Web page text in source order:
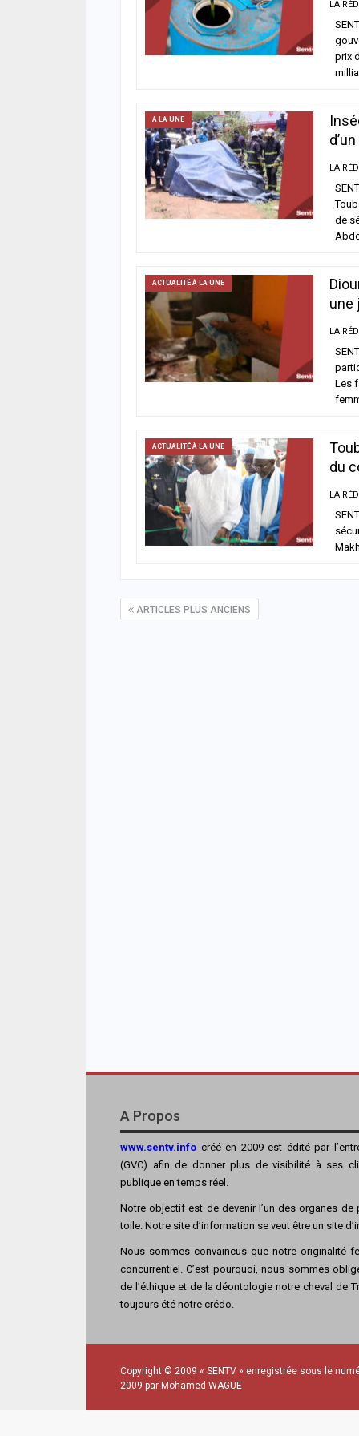
prix
A LA UNE
de
ACTUALITÉ À LA UNE
une
Les
ACTUALITÉ À LA UNE
du
ARTICLES PLUS ANCIENS
03/
A Propos
www.sentv.info créé en 2009 est édité par
(GVC) afin de donner plus de visibilité à ses
publique en temps réel.
Notre objectif est de devenir l’un des organes
toile. Notre site d’information se veut être un site
Nous sommes convaincus que notre originalité
concurrentiel. C’est pourquoi, nous sommes
de l’éthique et de la déontologie notre cheval de
toujours été notre crédo.
Copyright © 2009 « SENTV » enregistrée sous le
2009 par Mohamed WAGUE